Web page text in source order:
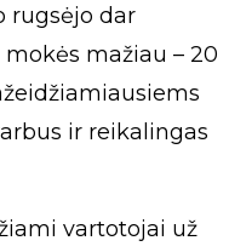
rugsėjo dar
mažiau – 20
ir reikalingas
vartotojai už